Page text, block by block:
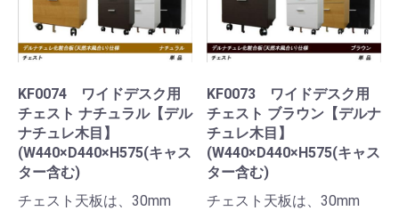
KF0074 ワイドデスク用
チェスト ナチュラル【デル
ナチュレ木目】
(W440×D440×H575(キャス
ター含む)
チェスト天板は、30mm
KF0073 ワイドデスク用
チェスト ブラウン【デルナ
チュレ木目】
(W440×D440×H575(キャス
ター含む)
チェスト天板は、30mm